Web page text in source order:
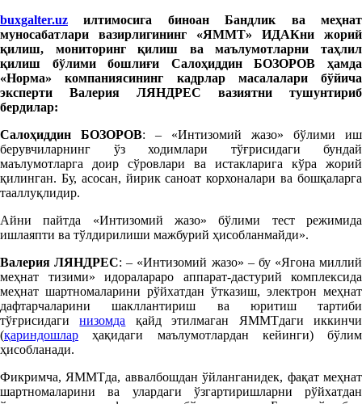
buxgalter.uz илтимосига биноан Бандлик ва меҳнат
муносабатлари вазирлигининг «ЯММТ» ИДАКни жорий
қилиш, мониторинг қилиш ва маълумотларни таҳлил
қилиш бўлими бошлиғи Салоҳиддин БОЗОРОВ ҳамда
«Норма» компаниясининг кадрлар масалалари бўйича
эксперти Валерия ЛЯНДРЕС вазиятни тушунтириб
бердилар:
Салоҳиддин БОЗОРОВ: – «Интизомий жазо» бўлими иш
берувчиларнинг ўз ходимлари тўғрисидаги бундай
маълумотларга доир сўровлари ва истакларига кўра жорий
қилинган. Бу, асосан, йирик саноат корхоналари ва бошқаларга
тааллуқлидир.
Айни пайтда «Интизомий жазо» бўлими тест режимида
ишлаяпти ва тўлдирилиши мажбурий ҳисобланмайди».
Валерия ЛЯНДРЕС: – «Интизомий жазо» – бу «Ягона миллий
меҳнат тизими» идоралараро аппарат-дастурий комплексида
меҳнат шартномаларини рўйхатдан ўтказиш, электрон меҳнат
дафтарчаларини шакллантириш ва юритиш тартиби
тўғрисидагинизомда қайд этилмаган ЯММТдаги иккинчи
(қариндошлар ҳақидаги маълумотлардан кейинги) бўлим
ҳисобланади.
Фикримча, ЯММТда, аввалбошдан ўйланганидек, фақат меҳнат
шартномаларини ва улардаги ўзгартиришларни рўйхатдан